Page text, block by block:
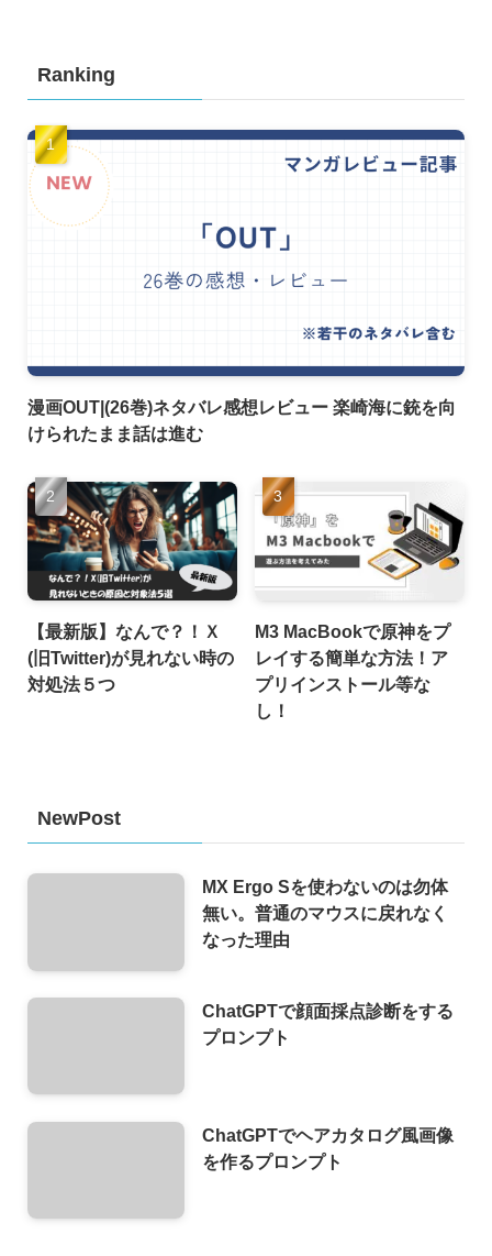
Ranking
漫画OUT|(26巻)ネタバレ感想レビュー 楽崎海に銃を向
けられたまま話は進む
【最新版】なんで？！Ｘ
(旧Twitter)が見れない時の
対処法５つ
M3 MacBookで原神をプ
レイする簡単な方法！ア
プリインストール等な
し！
NewPost
MX Ergo Sを使わないのは勿体
無い。普通のマウスに戻れなく
なった理由
ChatGPTで顔面採点診断をする
プロンプト
ChatGPTでヘアカタログ風画像
を作るプロンプト